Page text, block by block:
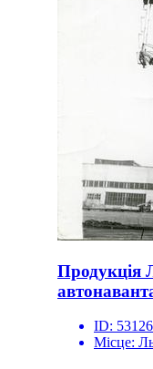
Продукція
ID: 53126
Місце: